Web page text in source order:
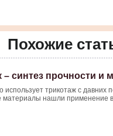
Похожие
– синтез прочности и
использует трикотаж с
материалы нашли применение